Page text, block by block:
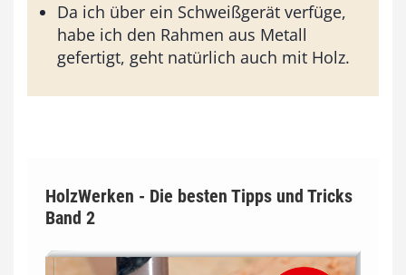
Da ich über ein Schweißgerät verfüge,
habe ich den Rahmen aus Metall
gefertigt, geht natürlich auch mit Holz.
HolzWerken - Die besten Tipps und Tricks
Band 2